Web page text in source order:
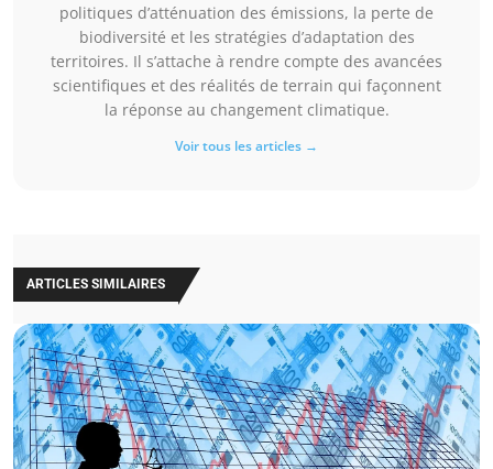
politiques d’atténuation des émissions, la perte de
biodiversité et les stratégies d’adaptation des
territoires. Il s’attache à rendre compte des avancées
scientifiques et des réalités de terrain qui façonnent
la réponse au changement climatique.
Voir tous les articles →
ARTICLES SIMILAIRES